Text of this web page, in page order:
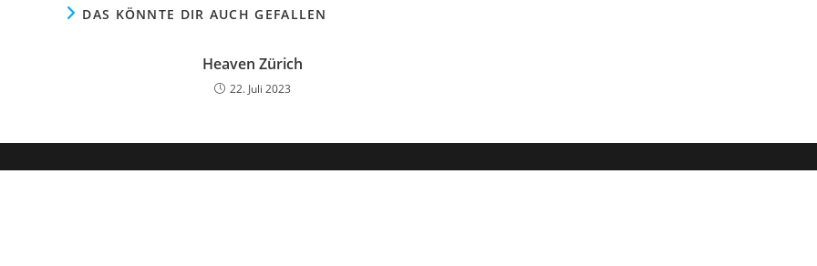
DAS KÖNNTE DIR AUCH GEFALLEN
Heaven Zürich
22. Juli 2023